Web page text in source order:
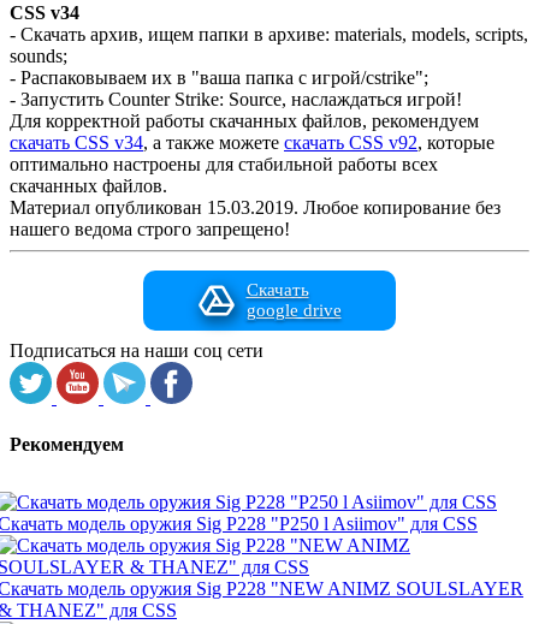
CSS v34
- Скачать архив, ищем папки в архиве: materials, models, scripts,
sounds;
- Распаковываем их в "ваша папка с игрой/cstrike";
- Запустить Counter Strike: Source, наслаждаться игрой!
Для корректной работы скачанных файлов, рекомендуем
скачать CSS v34, а также можете скачать CSS v92, которые
оптимально настроены для стабильной работы всех
скачанных файлов.
Материал опубликован 15.03.2019. Любое копирование без
нашего ведома строго запрещено!
Скачать
google drive
Подписаться на наши соц сети
Рекомендуем
модель оружия Sig P228 "P250 l Asiimov" для CSS
модель оружия Sig P228 "NEW ANIMZ SOULSLAYER
THANEZ" для CSS